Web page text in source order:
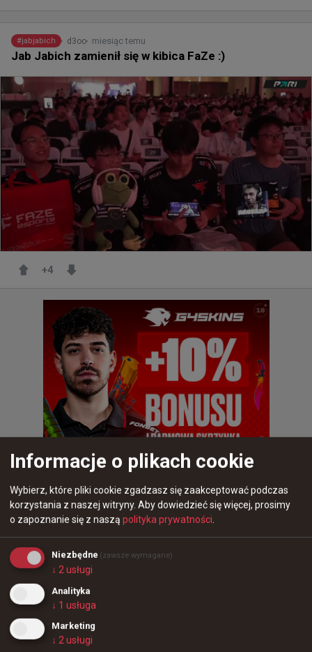
#jabjabich d3oo miesiąc temu
Jab Jabich zamienił się w kibica FaZe :)
+4
#jabjabich d3oo 2 miesiące temu
AstralisCS
Po tym Majorze została nam już tylko jedna sensowna
opcja na naszą rolę trenera 🐸
Oferta wykupu @Team__Spirit jest w waszych mailach,
Informacje o plikach cookie
Wybierz, które pliki cookie zgadzasz się zaakceptować podczas
korzystania z naszej witryny. Aby dowiedzieć się więcej, prosimy
o zapoznanie się z naszą polityka prywatności.
Niezbędne (zawsze wymagane)
↓ 2usługi
Analityka
↓ 1 usługa
Marketing
↓ 2usługi